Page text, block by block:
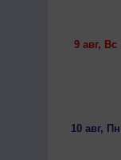
9 авг, Вс
10 авг, Пн